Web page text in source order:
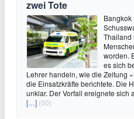
zwei Tote
Bangkok
Thailand
worden.
es sich
Lehrer handeln, wie die Zeitung
die Einsatzkräfte berichtete. Die
unklar. Der Vorfall ereignete sich
[…] (00)